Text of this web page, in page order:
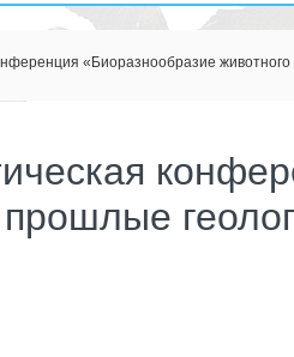
«Биоразнообразие